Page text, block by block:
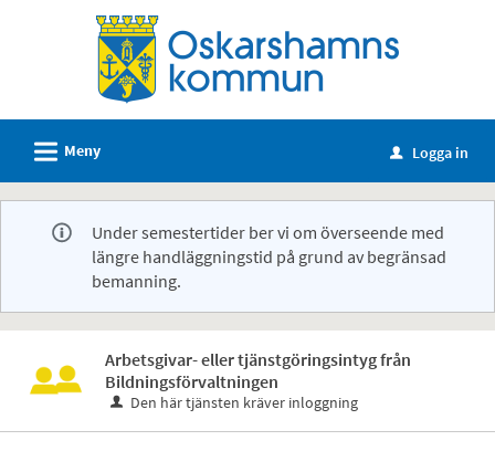
Välkommen
Oskarshamns
kommun
L Meny u Logga in
Under semestertider ber vi om överseende med
längre handläggningstid på grund av begränsad
bemanning.
Arbetsgivar- eller tjänstgöringsintyg från
Bildningsförvaltningen
Den här tjänsten kräver inloggning